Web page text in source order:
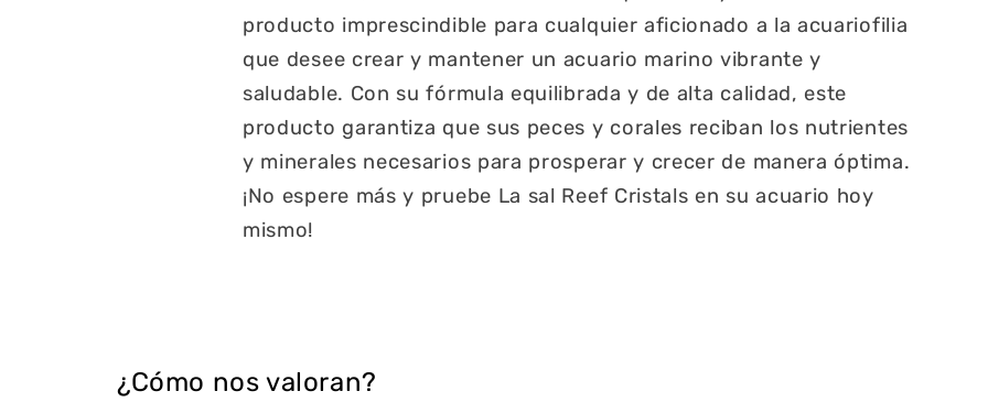
producto imprescindible para cualquier aficionado a la acuariofilia
que desee crear y mantener un acuario marino vibrante y
saludable. Con su fórmula equilibrada y de alta calidad, este
producto garantiza que sus peces y corales reciban los nutrientes
y minerales necesarios para prosperar y crecer de manera óptima.
¡No espere más y pruebe La sal Reef Cristals en su acuario hoy
mismo!
¿Cómo nos valoran?